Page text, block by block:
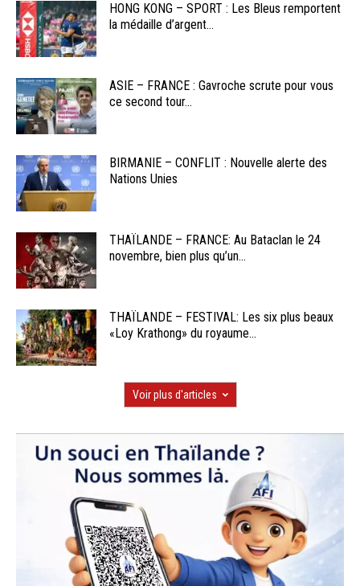
HONG KONG – SPORT : Les Bleus remportent
la médaille d’argent...
ASIE – FRANCE : Gavroche scrute pour vous
ce second tour...
BIRMANIE – CONFLIT : Nouvelle alerte des
Nations Unies
THAÏLANDE – FRANCE: Au Bataclan le 24
novembre, bien plus qu’un...
THAÏLANDE – FESTIVAL: Les six plus beaux
«Loy Krathong» du royaume...
Voir plus d'articles